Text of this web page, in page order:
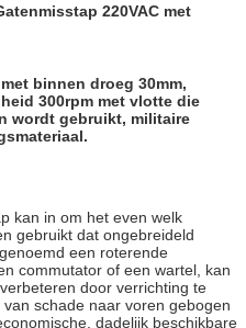
220VAC met
binnen droeg 30mm,
300rpm met vlotte die
wordt gebruikt, militaire
kan in om het even welk
gebruikt dat ongebreideld
een roterende
commutator of een wartel, kan
door verrichting te
schade naar voren gebogen
dadelijk beschikbare